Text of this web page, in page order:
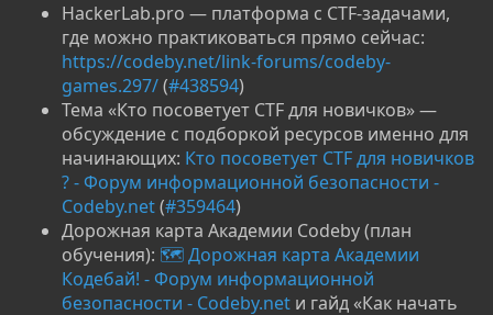
HackerLab.pro — платформа с CTF-задачами,
где можно практиковаться прямо сейчас:
https://codeby.net/link-forums/codeby-
games.297/(#438594)
Тема «Кто посоветует CTF для новичков» —
обсуждение с подборкой ресурсов именно для
начинающих: Кто посоветует CTF для новичков
? - Форум информационной безопасности -
Codeby.net(#359464)
Дорожная карта Академии Codeby (план
обучения): 🗺 Дорожная карта Академии
Кодебай! - Форум информационной
безопасности - Codeby.net и гайд «Как начать